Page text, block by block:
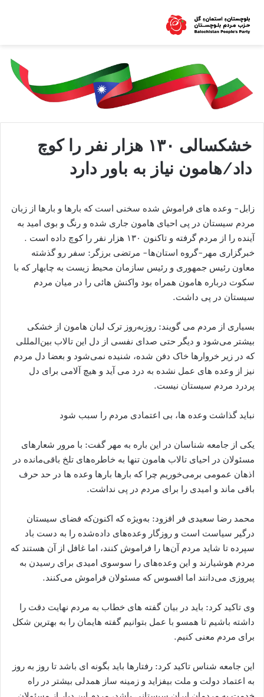
خشکسالی ۱۳۰ هزار نفر را کوچ
داد/هامون نیاز به باور دارد
زابل- وعده های فراموش شده سخنی است که بارها و بارها از زبان
مردم سیستان در پی احیای هامون جاری شده و رنگ و بوی امید به
آینده را از مردم گرفته و تاکنون ۱۳۰ هزار نفر را کوچ داده است .
خبرگزاری مهر-گروه استان‌ها- مرتضی برزگر: سفر رو گذشته
معاون رئیس جمهوری و رئیس سازمان محیط زیست به چابهار که با
سکوت درباره هامون همراه بود واکنش هائی را در میان مردم
سیستان در پی داشت.
بسیاری از مردم می گویند: روزبه‌روز ترک لبان هامون از خشکی
بیشتر می‌شود و دیگر حتی صدای نفسی از دل این تالاب بین‌المللی
که در زیر خروارها خاک دفن شده، شنیده نمی‌شود و بعضا دل مردم
نیز از وعده های عمل نشده به درد می آید و هیچ آلامی برای دل
پردرد مردم سیستان نیست.
نباید گذاشت وعده ها، بی اعتمادی مردم را سبب شود
یکی از جامعه شناسان در این باره به مهر گفت: با مرور شعارهای
مسئولان در احیای تالاب هامون تنها به خاطره‌های تلخ باقی‌مانده در
اذهان عمومی برمی‌خوریم چرا که بارها بارها وعده ها در حد حرف
باقی ماند و امیدی را برای مردم در پی نداشت.
محمد رضا سعیدی فر افزود: به‌ویژه که اکنون‌که فضای سیستان
درگیر سیاست است و روزگار وعده‌های داده‌شده را به دست باد
سپرده تا شاید مردم آن‌ها را فراموش کنند، اما غافل از آن‌ هستند که
مردم هوشیارند و این وعده‌های را سوسوی امیدی برای رسیدن به
پیروزی می‌دانند اما افسوس که مسئولان فراموش می‌کنند.
وی تاکید کرد: باید در بیان گفته های خطاب به مردم نهایت دقت را
داشته باشیم تا همسو با عمل بتوانیم گفته هایمان را به بهترین شکل
برای مردم معنی کنیم.
این جامعه شناس تاکید کرد: رفتارها باید بگونه ای باشد تا روز به روز
به اعتماد دولت و ملت بیفزاید و زمینه ساز همدلی بیشتر در راه